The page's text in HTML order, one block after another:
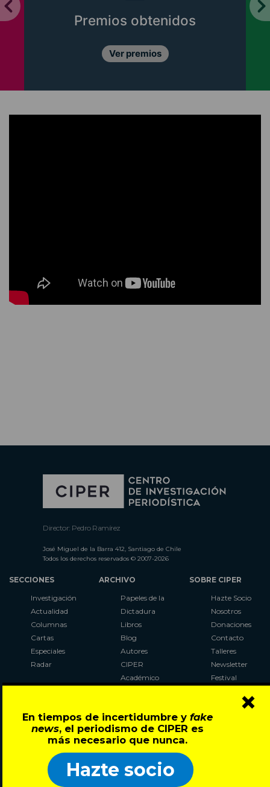
En tiempos de incertidumbre y fake
news, el periodismo de CIPER es
más necesario que nunca.
Hazte socio
×
Premios obtenidos
Ver premios
Director: Pedro Ramírez
José Miguel de la Barra 412, Santiago de Chile
Todos los derechos reservados © 2007-2026
SECCIONES
Investigación
Actualidad
Columnas
Cartas
Especiales
Radar
ARCHIVO
Papeles de la
Dictadura
Libros
Blog
Autores
CIPER
Académico
Al Plebiscito
con CIPER
SOBRE CIPER
Hazte Socio
Nosotros
Donaciones
Contacto
Talleres
Newsletter
Festival